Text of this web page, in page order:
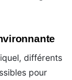
différents
pour